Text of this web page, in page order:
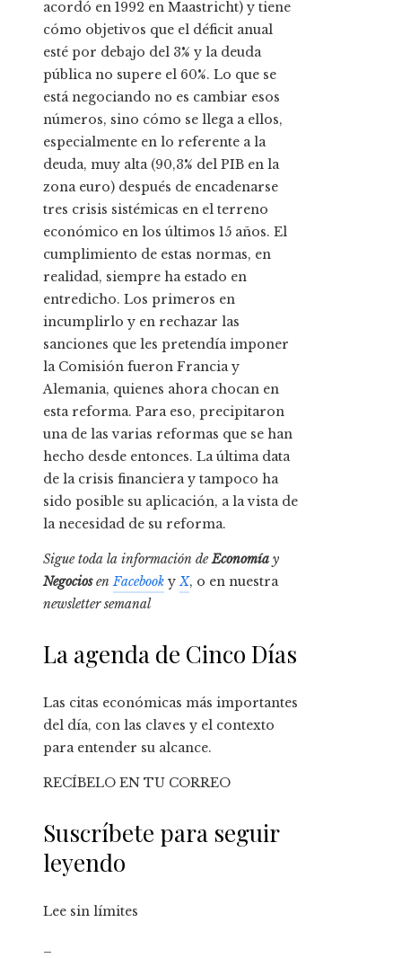
acordó en 1992 en Maastricht) y tiene
cómo objetivos que el déficit anual
esté por debajo del 3% y la deuda
pública no supere el 60%. Lo que se
está negociando no es cambiar esos
números, sino cómo se llega a ellos,
especialmente en lo referente a la
deuda, muy alta (90,3% del PIB en la
zona euro) después de encadenarse
tres crisis sistémicas en el terreno
económico en los últimos 15 años. El
cumplimiento de estas normas, en
realidad, siempre ha estado en
entredicho. Los primeros en
incumplirlo y en rechazar las
sanciones que les pretendía imponer
la Comisión fueron Francia y
Alemania, quienes ahora chocan en
esta reforma. Para eso, precipitaron
una de las varias reformas que se han
hecho desde entonces. La última data
de la crisis financiera y tampoco ha
sido posible su aplicación, a la vista de
la necesidad de su reforma.
Sigue toda la información deEconomía y
NegociosenFacebook yX, o en nuestra
newsletter semanal
La agenda de Cinco Días
Las citas económicas más importantes
del día, con las claves y el contexto
para entender su alcance.
RECÍBELO EN TU CORREO
Suscríbete para seguir
leyendo
Lee sin límites